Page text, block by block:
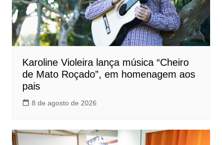
Karoline Violeira lança música “Cheiro
de Mato Roçado”, em homenagem aos
pais
8 de agosto de 2026